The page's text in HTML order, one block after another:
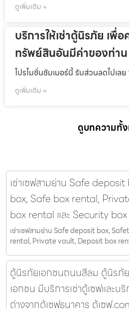
ดูเพิ่มเติม »
บริการให้เช่าตู้นิรภัย เพื่
ทรัพย์สินอันมีค่าของท่าน
โปรโมชั่นชัมเมอร์นี้ รับส่วนลดไปเลย
ดูเพิ่มเติม »
ดูบทความทั้
เช่าเซฟสามย่าน Safe
box, Safe box rental,
box rental และ Security
เช่าเซฟสามย่าน Safe deposit box,
rental, Private vault, Deposit box
ตู้นิรภัยเอกชนถนนสีลม ตู้นิรภัย
เอกชน มีบริการเช่าตู้เซฟและบ
ต่างจากตู้เซฟธนาคาร ตู้เซฟ